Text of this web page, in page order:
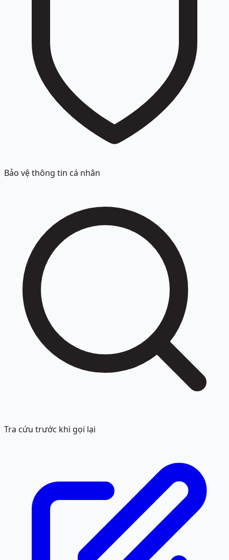
Bảo vệ thông tin cá nhân
Tra cứu trước khi gọi lại